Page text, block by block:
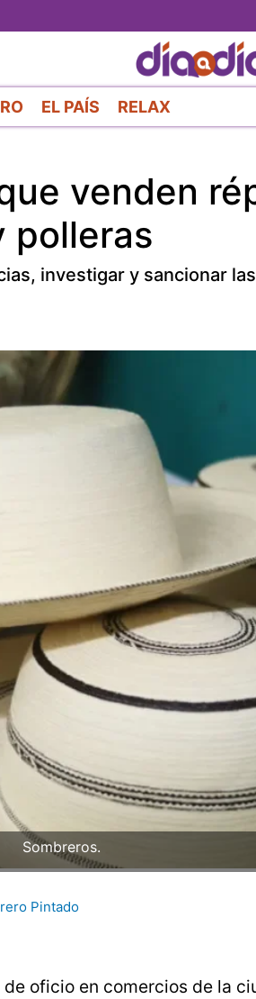
al
EL PAÍS RELAX
venden
polleras
investigar y sancionar
Sombreros.
Pintado
oficio en comercios de la